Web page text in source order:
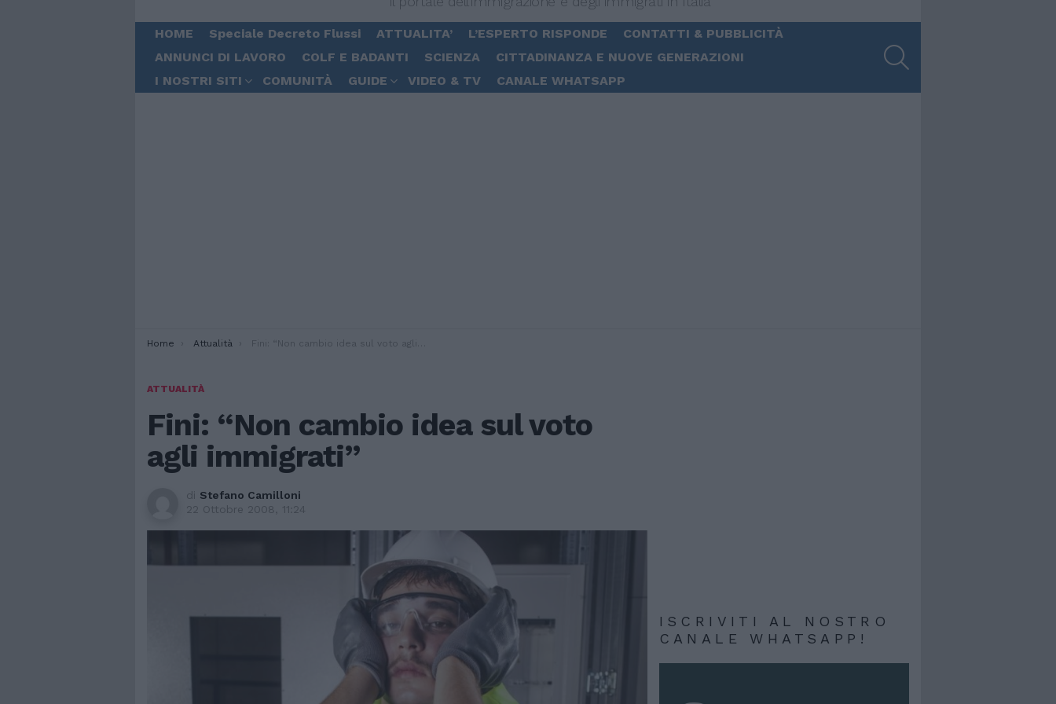
HOME Speciale Decreto Flussi ATTUALITA’ L’ESPERTO RISPONDE
CONTATTI & PUBBLICITÀ
ANNUNCI DI LAVORO
COLF E BADANTI SCIENZA
CITTADINANZA E NUOVE GENERAZIONI
I NOSTRI SITI
COMUNITÀ GUIDE VIDEO & TV CANALE WHATSAPP
You are here:
Home Attualità Fini: “Non cambio idea sul voto agli immigrati”
ATTUALITÀ
Fini: “Non cambio idea sul voto
agli immigrati”
di Stefano Camilloni
22 Ottobre 2008, 11:24
ISCRIVITI AL NOSTRO
CANALE WHATSAPP!